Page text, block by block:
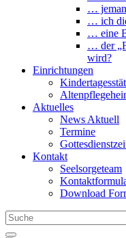
…
… ich
… eine
… der
wird?
Einrichtungen
Aktuelles
News Aktuell
Termine
Kontakt
Seelsorgeteam
Download